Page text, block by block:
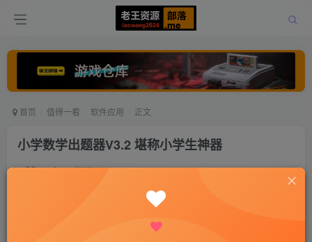
首页 值得一看 软件应用 正文
小学数学出题器V3.2 堪称小学生神器
老王 打赏